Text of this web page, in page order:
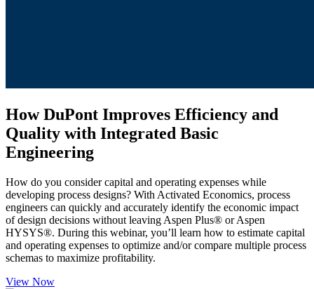
How DuPont Improves Efficiency and
Quality with Integrated Basic
Engineering
How do you consider capital and operating expenses while
developing process designs? With Activated Economics, process
engineers can quickly and accurately identify the economic impact
of design decisions without leaving Aspen Plus® or Aspen
HYSYS®. During this webinar, you’ll learn how to estimate capital
and operating expenses to optimize and/or compare multiple process
schemas to maximize profitability.
View Now